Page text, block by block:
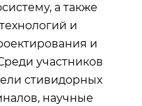
а также
и
и
участников
стивидорных
научные